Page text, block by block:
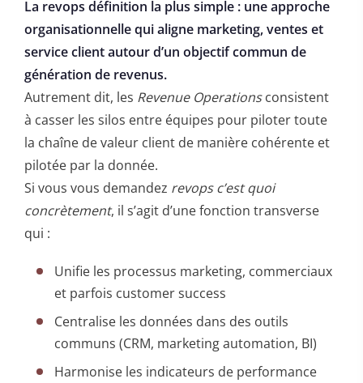
La revops définition la plus simple : une approche
organisationnelle qui aligne marketing, ventes et
service client autour d’un objectif commun de
génération de revenus.
Autrement dit, les Revenue Operationsconsistent
à casser les silos entre équipes pour piloter toute
la chaîne de valeur client de manière cohérente et
pilotée par la donnée.
Si vous vous demandez revops c’est quoi
concrètement, il s’agit d’une fonction transverse
qui :
Unifie les processus marketing, commerciaux
et parfois customer success
Centralise les données dans des outils
communs (CRM, marketing automation, BI)
Harmonise les indicateurs de performance